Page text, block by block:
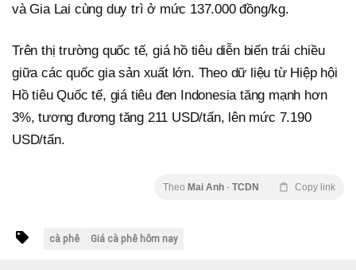
và Gia Lai cùng duy trì ở mức 137.000 đồng/kg.
Trên thị trường quốc tế, giá hồ tiêu diễn biến trái chiều
giữa các quốc gia sản xuất lớn. Theo dữ liệu từ Hiệp hội
Hồ tiêu Quốc tế, giá tiêu đen Indonesia tăng mạnh hơn
3%, tương đương tăng 211 USD/tấn, lên mức 7.190
USD/tấn.
Theo Mai Anh - TCDN Copy link
cà phê Giá cà phê hôm nay